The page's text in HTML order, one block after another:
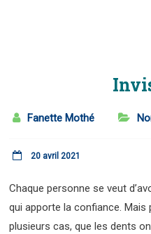
Fanette Mothé
20 avril 2021
Chaque personne se veut
qui apporte la confiance.
plusieurs cas, que les dents